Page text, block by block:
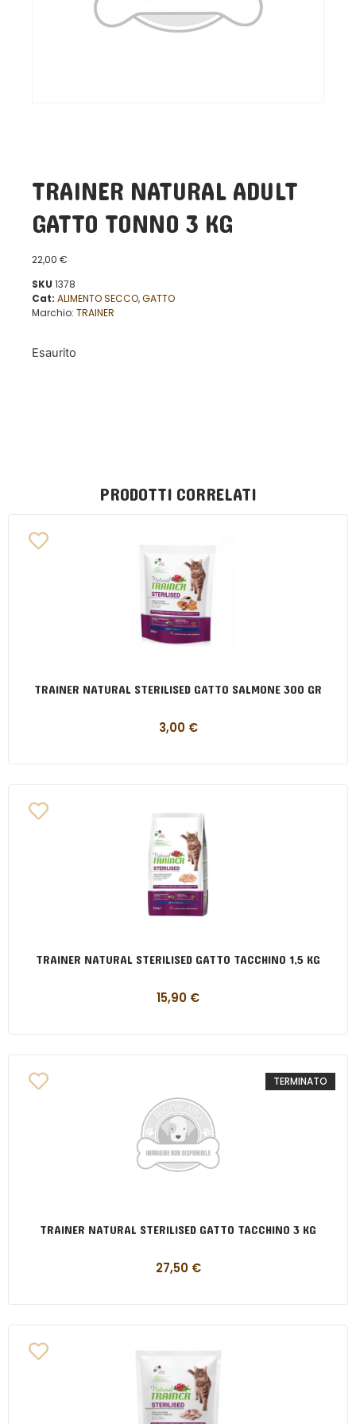
TRAINER NATURAL ADULT
GATTO TONNO 3 KG
22,00 €
SKU 1378
Cat: ALIMENTO SECCO,GATTO
Marchio: TRAINER
Esaurito
PRODOTTI CORRELATI
TRAINER NATURAL STERILISED GATTO SALMONE 300 GR
3,00 €
TRAINER NATURAL STERILISED GATTO TACCHINO 1,5 KG
15,90 €
TERMINATO
TRAINER NATURAL STERILISED GATTO TACCHINO 3 KG
27,50 €